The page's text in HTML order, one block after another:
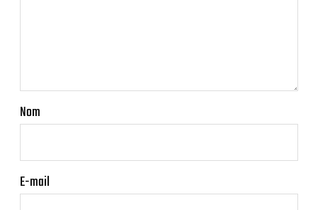
Nom
E-mail